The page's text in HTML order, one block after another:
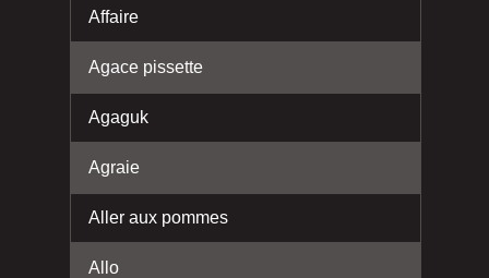
Affaire
Agace pissette
Agaguk
Agraie
Aller aux pommes
Allo